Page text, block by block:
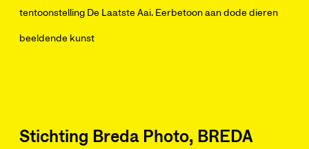
tentoonstelling De Laatste Aai. Eerbetoon aan dode dieren
beeldende kunst
Stichting Breda Photo, BREDA